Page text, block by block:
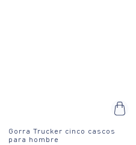
Gorra Trucker cinco cascos
para hombre